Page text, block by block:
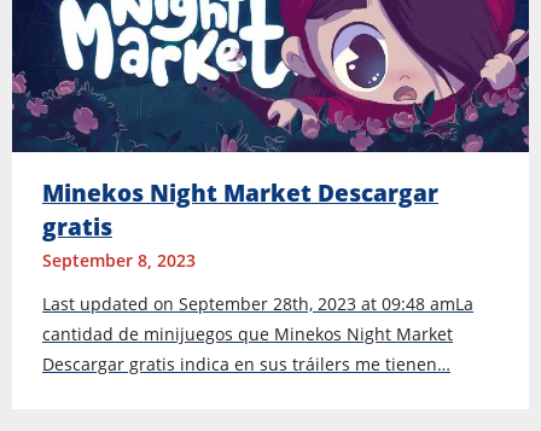
Minekos Night Market Descargar
gratis
September 8, 2023
Last updated on September 28th, 2023 at 09:48 amLa
cantidad de minijuegos que Minekos Night Market
Descargar gratis indica en sus tráilers me tienen…